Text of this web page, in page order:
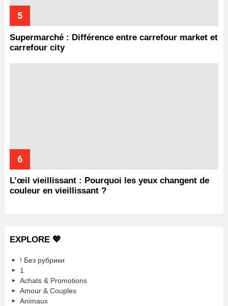
Supermarché : Différence entre carrefour market et
carrefour city
L’œil vieillissant : Pourquoi les yeux changent de
couleur en vieillissant ?
EXPLORE 💖
! Без рубрики
1
Achats & Promotions
Amour & Couples
Animaux